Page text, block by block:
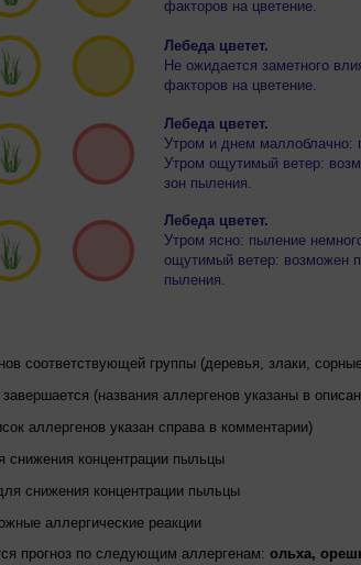
факторов на цветение.
Лебеда цветет.
Не ожидается заметного
факторов на цветение.
Лебеда цветет.
Утром и днем маллоблачно:
Утром ощутимый ветер:
зон пыления.
Лебеда цветет.
Утром ясно: пыление
ощутимый ветер: возможен
пыления.
соответствующей группы (деревья, злаки,
(названия аллергенов указаны в
аллергенов указан справа в комментарии)
снижения концентрации пыльцы
снижения концентрации пыльцы
аллергические реакции
прогноз по следующим аллергенам: ольха,